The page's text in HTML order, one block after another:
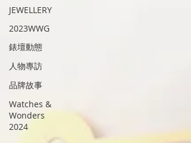
JEWELLERY
2023WWG
錶壇動態
人物專訪
品牌故事
Watches &
Wonders
2024